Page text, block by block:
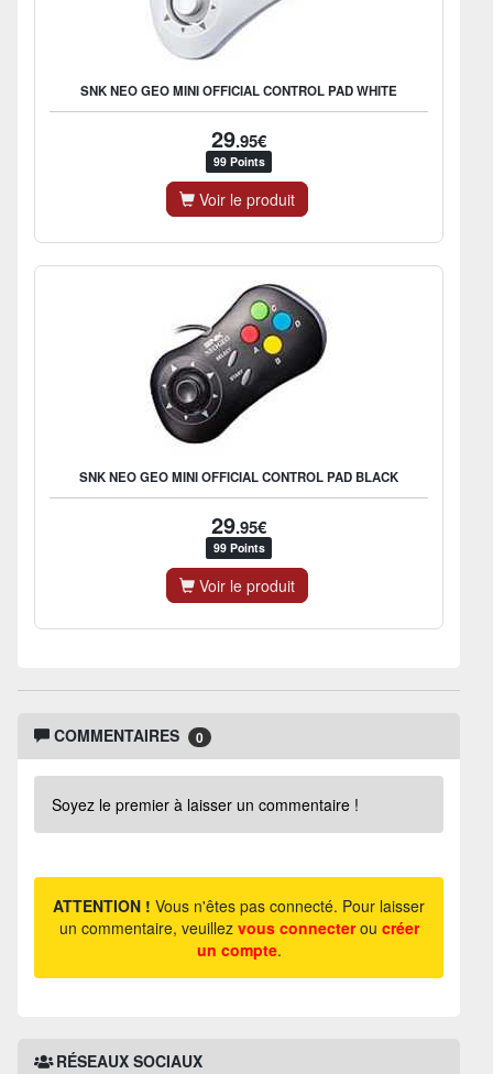
SNK NEO GEO MINI OFFICIAL CONTROL PAD WHITE
29.95€
99 Points
Voir le produit
SNK NEO GEO MINI OFFICIAL CONTROL PAD BLACK
29.95€
99 Points
Voir le produit
COMMENTAIRES 0
Soyez le premier à laisser un commentaire !
ATTENTION ! Vous n'êtes pas connecté. Pour laisser
un commentaire, veuillez vous connecterou créer
un compte.
RÉSEAUX SOCIAUX